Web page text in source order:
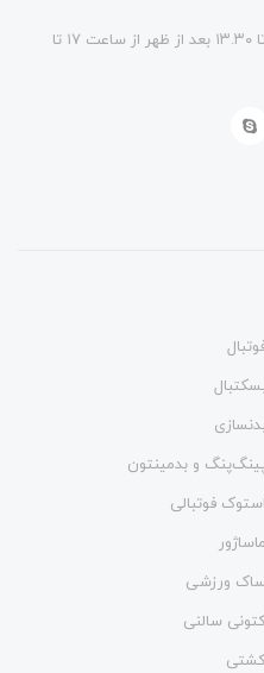
شنبه تا پنجشنبه، از ساعت ۱۰:۳۰صبح تا ۱۳.۳۰ بعد از ظهر از ساعت ۱۷ تا
و بدمينتون
استوک فوتبالی
ماساژور
ورزشی
سالنی